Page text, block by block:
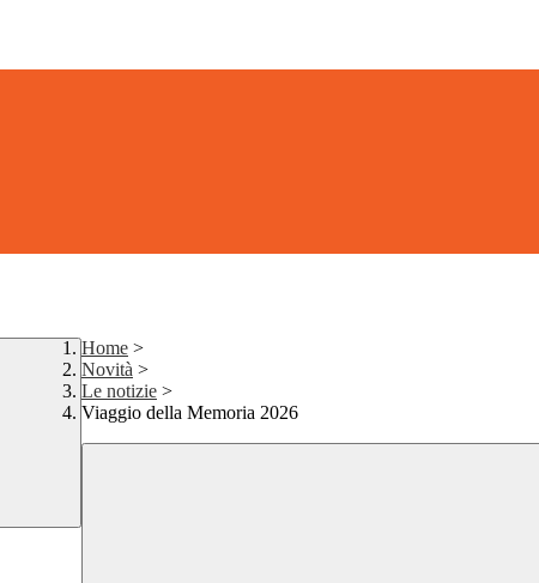
Home >
Novità >
Le notizie >
Viaggio della Memoria 2026